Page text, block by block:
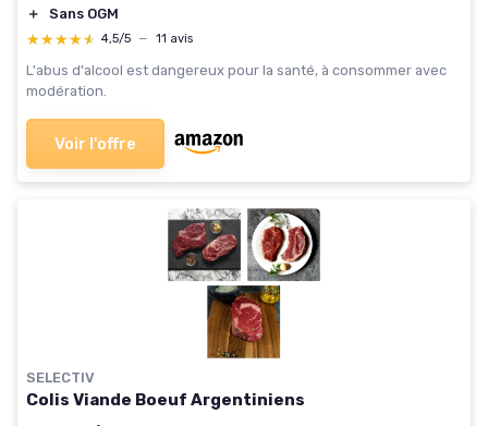
＋
Sans OGM
★★★★★
★★★★★ 4,5/5 — 11 avis
L'abus d'alcool est dangereux pour la santé, à consommer avec
modération.
Voir l'offre
SELECTIV
Colis Viande Boeuf Argentiniens